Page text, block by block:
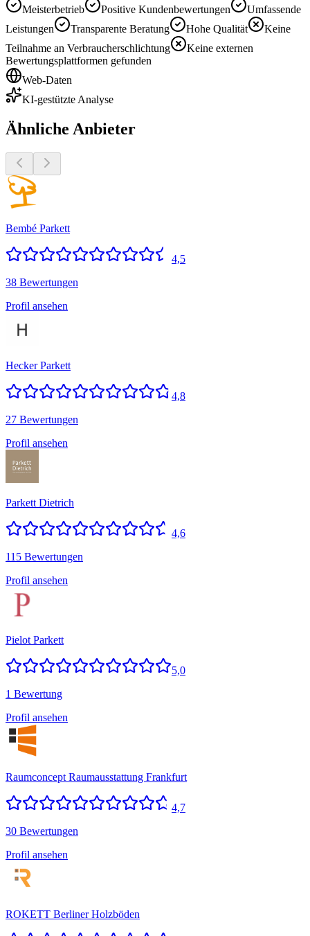
Meisterbetrieb Positive Kundenbewertungen
Umfassende
Leistungen
Transparente Beratung Hohe Qualität
Keine
Teilnahme an Verbraucherschlichtung
Keine externen
Bewertungsplattformen gefunden
Web-Daten
KI-gestützte Analyse
Ähnliche Anbieter
Bembé Parkett
4,5
38 Bewertungen
Profil ansehen
Hecker Parkett
4,8
27 Bewertungen
Profil ansehen
Parkett Dietrich
4,6
115 Bewertungen
Profil ansehen
Pielot Parkett
5,0
1 Bewertung
Profil ansehen
Raumconcept Raumausstattung Frankfurt
4,7
30 Bewertungen
Profil ansehen
ROKETT Berliner Holzböden